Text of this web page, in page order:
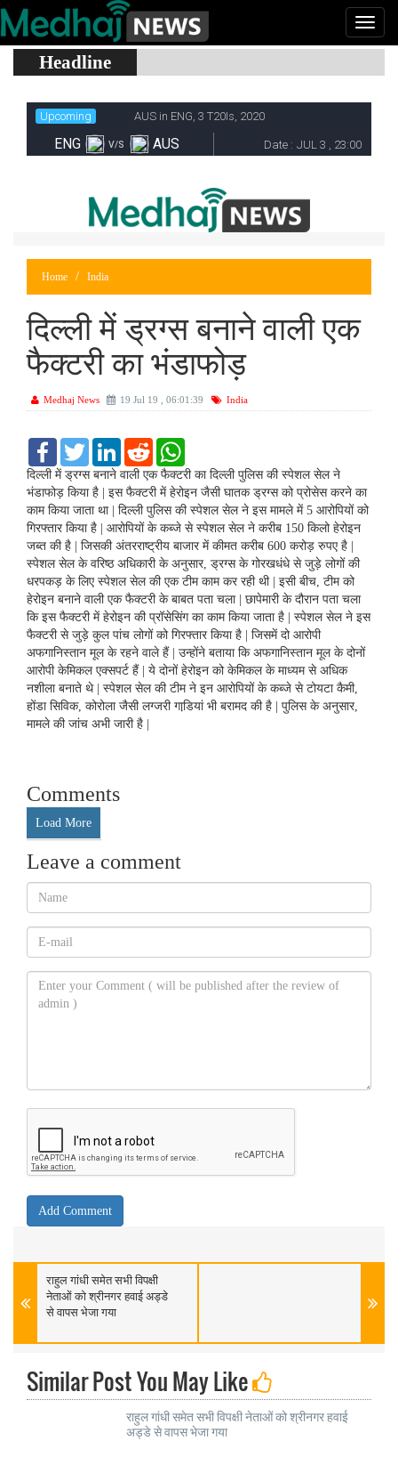
Headline
Home India
दिल्ली में ड्रग्स बनाने वाली एक
फैक्टरी का भंडाफोड़
Medhaj News 19 Jul 19 , 06:01:39 India
F
c
e
b
o
o
k
T
i
t
e
r
L
n
k
e
d
I
n
R
d
d
i
t
a
t
s
A
p
p
दिल्‍ली में ड्रग्‍स बनाने वाली एक फैक्‍टरी का दिल्‍ली पुलिस की स्‍पेशल सेल ने
भंडाफोड़ किया है | इस फैक्‍टरी में हेरोइन जैसी घातक ड्रग्‍स को प्रोसेस करने का
काम किया जाता था | दिल्‍ली पुलिस की स्‍पेशल सेल ने इस मामले में 5 आरोपियों को
गिरफ्तार किया है | आरोपियों के कब्‍जे से स्‍पेशल सेल ने करीब 150 किलो हेरोइन
जब्‍त की है | जिसकी अंतरराष्‍ट्रीय बाजार में कीमत करीब 600 करोड़ रुपए है |
स्‍पेशल सेल के वरिष्‍ठ अधिकारी के अनुसार, ड्रग्‍स के गोरखधंधे से जुड़े लोगों की
धरपकड़ के लिए स्‍पेशल सेल की एक टीम काम कर रही थी | इसी बीच, टीम को
हेरोइन बनाने वाली एक फैक्‍टरी के बाबत पता चला | छापेमारी के दौरान पता चला
कि इस फैक्‍टरी में हेरोइन की प्रॉसेसिंग का काम किया जाता है | स्‍पेशल सेल ने इस
फैक्‍टरी से जुड़े कुल पांच लोगों को गिरफ्तार किया है | जिसमें दो आरोपी
अफगानिस्‍तान मूल के रहने वाले हैं | उन्‍होंने बताया कि अफगानिस्‍तान मूल के दोनों
आरोपी केमिकल एक्‍सपर्ट हैं | ये दोनों हेरोइन को केमिकल के माध्‍यम से अधिक
नशीला बनाते थे | स्‍पेशल सेल की टीम ने इन आरोपियों के कब्‍जे से टोयटा कैमी,
होंडा सिविक, कोरोला जैसी लग्‍जरी गाडि़यां भी बरामद की है | पुलिस के अनुसार,
मामले की जांच अभी जारी है |
Comments
Load More
Leave a comment
राहुल गांधी समेत सभी विपक्षी
नेताओं को श्रीनगर हवाई अड्डे
से वापस भेजा गया
Similar Post You May Like
राहुल गांधी समेत सभी विपक्षी नेताओं को श्रीनगर हवाई
अड्डे से वापस भेजा गया